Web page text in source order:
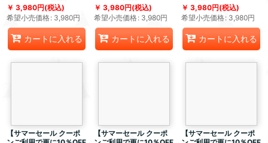
3,980円(税込)
希望小売価格: 3,980円
カートに入れる
3,980円(税込)
希望小売価格: 3,980円
カートに入れる
3,980円(税込)
希望小売価格: 3,980円
カートに入れる
【サマーセール クーポ
【サマーセール クーポ
【サマーセール クーポ